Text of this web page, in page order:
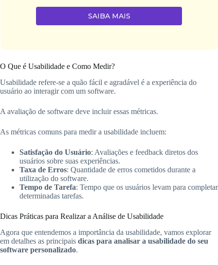
SAIBA MAIS
O Que é Usabilidade e Como Medir?
Usabilidade refere-se a quão fácil e agradável é a experiência do
usuário ao interagir com um software.
A avaliação de software deve incluir essas métricas.
As métricas comuns para medir a usabilidade incluem:
Satisfação do Usuário: Avaliações e feedback diretos dos
usuários sobre suas experiências.
Taxa de Erros: Quantidade de erros cometidos durante a
utilização do software.
Tempo de Tarefa: Tempo que os usuários levam para completar
determinadas tarefas.
Dicas Práticas para Realizar a Análise de Usabilidade
Agora que entendemos a importância da usabilidade, vamos explorar
em detalhes as principais dicas para analisar a usabilidade do seu
software personalizado.